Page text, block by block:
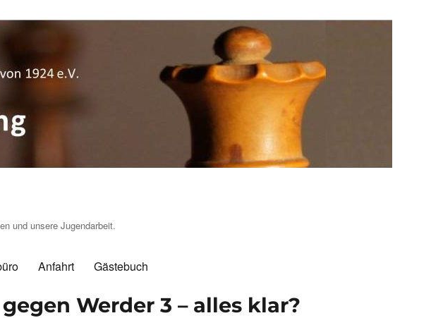
und unsere Jugendarbeit.
Anfahrt Gästebuch
Werder 3 – alles klar?